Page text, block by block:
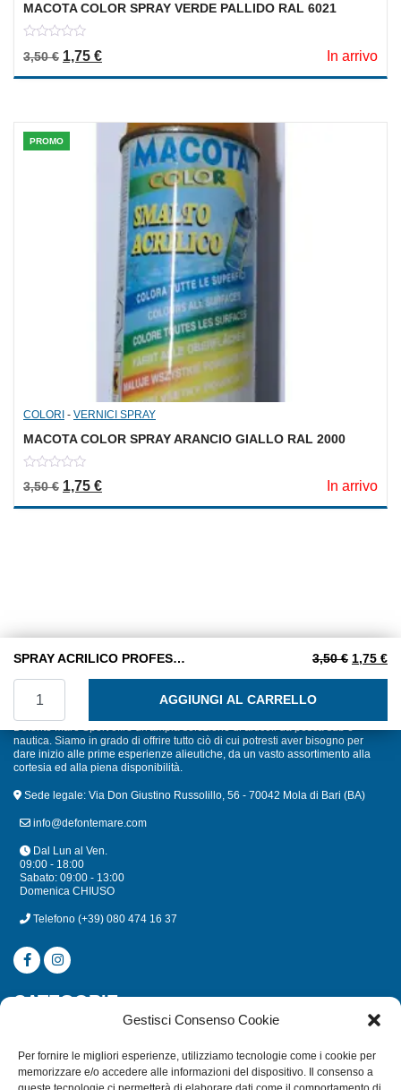
Gestisci Consenso Cookie
Per fornire le migliori esperienze, utilizziamo tecnologie come i cookie per
memorizzare e/o accedere alle informazioni del dispositivo. Il consenso a
MACOTA COLOR SPRAY VERDE PALLIDO RAL 6021
out
5
3,50€ Il prezzo originale era: 3,50 €.
1,75 €Il prezzo attuale è: 1,75 €. In arrivo
PROMO
COLORI - VERNICI SPRAY
MACOTA COLOR SPRAY ARANCIO GIALLO RAL 2000
out
3,50€ Il prezzo originale era: 3,50 €.
1,75 €Il prezzo attuale è: 1,75 €. In arrivo
SPRAY ACRILICO PROFESSIONALE NERO LUCIDO RAL 9005 3,50€ Il
1,75 €Il
AGGIUNGI AL CARRELLO
Defonte Mare Sport offre un'ampia selezione di articoli da pesca sub e
nautica. Siamo in grado di offrire tutto ciò di cui potresti aver bisogno per
dare inizio alle prime esperienze alieutiche, da un vasto assortimento alla
cortesia ed alla piena disponibilità.
Sede legale: Via Don Giustino Russolillo, 56 - 70042 Mola di Bari (BA)
info@defontemare.com
Dal Lun al Ven.
09:00 - 18:00
Sabato: 09:00 - 13:00
Domenica CHIUSO
Telefono (+39) 080 474 16 37
CATEGORIE
MULINELLI